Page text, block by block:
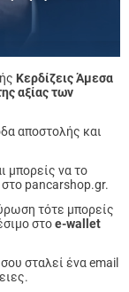
Κερδίζεις Άμεσα
αξίας των
αποστολής και
μπορείς να το
pancarshop.gr.
τότε μπορείς
στοe-wallet
σταλεί ένα email